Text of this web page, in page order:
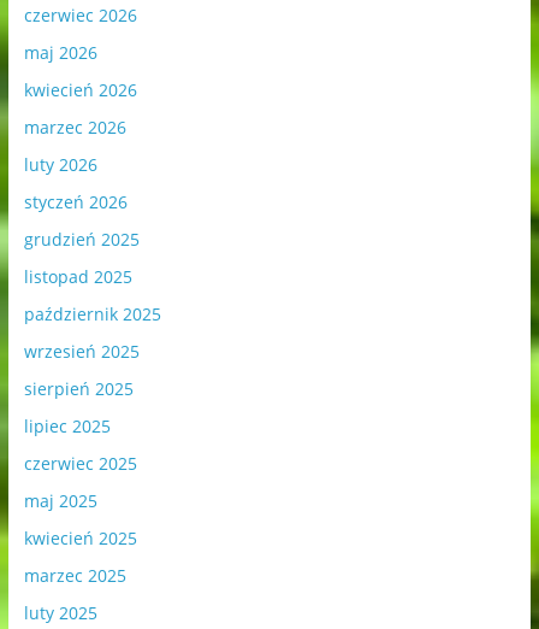
czerwiec 2026
maj 2026
kwiecień 2026
marzec 2026
luty 2026
styczeń 2026
grudzień 2025
listopad 2025
październik 2025
wrzesień 2025
sierpień 2025
lipiec 2025
czerwiec 2025
maj 2025
kwiecień 2025
marzec 2025
luty 2025